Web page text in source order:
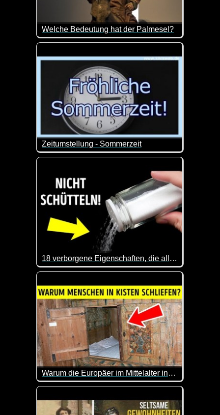
Welche Bedeutung hat der Palmesel?
Osterhasen, Osterlämmer, Hühner, die Ostereier
Heute kennen wir den Palmesel meist in
Zeitumstellung - Sommerzeit
Nur nochmal zur Erinnerung an die
18 verborgene Eigenschaften, die alltägliche Gegenstände fantastisch machen
Das ist mal wieder sehr interessant. Dass man
Warum die Europäer im Mittelalter in Kisten schliefen
Okay, ich werde mich nicht mehr über unbequeme